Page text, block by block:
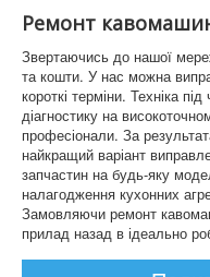
Ремонт
Звертаючись до нашої
та кошти. У нас можна
короткі терміни. Техніка
діагностику на
професіонали. За
найкращий варіант
запчастин на будь-яку
налагодження кухонних
Замовляючи ремонт
прилад назад в ідеально